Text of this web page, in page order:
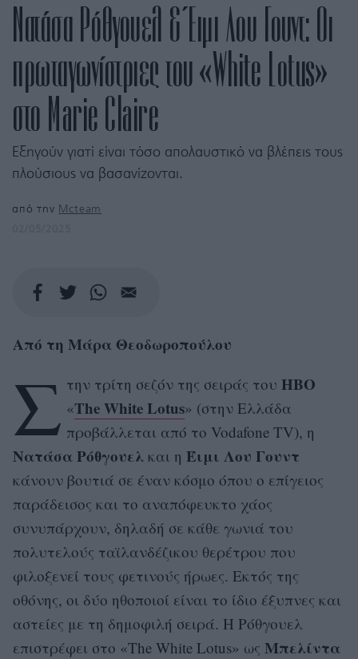
Νατάσα Ρόθγουελ & Έιμι Λου Γουντ: Οι
πρωταγωνίστριες του «White Lotus»
στο Marie Claire
Εξηγούν γιατί είναι τόσο απολαυστικό να βλέπεις τους
πλούσιους να βασανίζονται.
από την Mcteam
Από τη Μάρα Θεοδωροπούλου
Σ την τρίτη σεζόν της σειράς του ΗΒΟ
«The White Lotus» (στην Ελλάδα
προβάλλεται από το Vodafone TV), η
Νατάσα Ρόθγουελ και η Έιμι Λου Γουντ
κάνουν βουτιά σε έναν κόσμο όπου ο επίγειος
παράδεισος και το αναπόφευκτο χάος
συνυπάρχουν, δηλαδή σε κάθε γωνιά του
πολυτελούς ταϊλανδέζικου θερέτρου που
φιλοξενεί τους φετινούς ήρωες. Εκτός της
οθόνης, οι δύο ηθοποιοί είναι το ίδιο έξυπνες και
αστείες με τη δημοφιλή σειρά. Η Ρόθγουελ
επιστρέφει στο «The White Lotus» ως Μπελίντα